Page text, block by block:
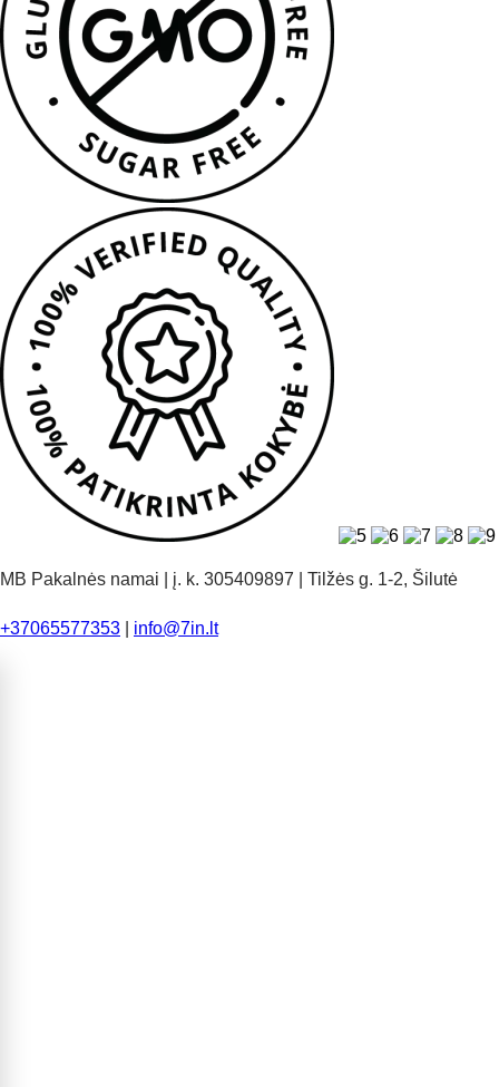
MB Pakalnės namai | į. k. 305409897 | Tilžės g. 1-2, Šilutė
+37065577353 info@7in.lt